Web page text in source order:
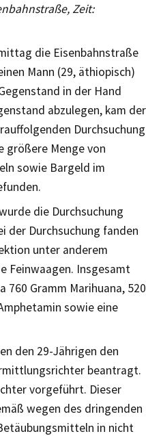
Zeit:
die Eisenbahnstraße
Mann (29, äthiopisch)
in der Hand
abzulegen, kam der
Durchsuchung
größere Menge von
sowie Bargeld im
die Durchsuchung
der Durchsuchung fanden
unter anderem
Feinwaagen. Insgesamt
760 Gramm Marihuana, 520
sowie eine
den 29-Jährigen den
beantragt.
vorgeführt. Dieser
wegen des dringenden
in nicht